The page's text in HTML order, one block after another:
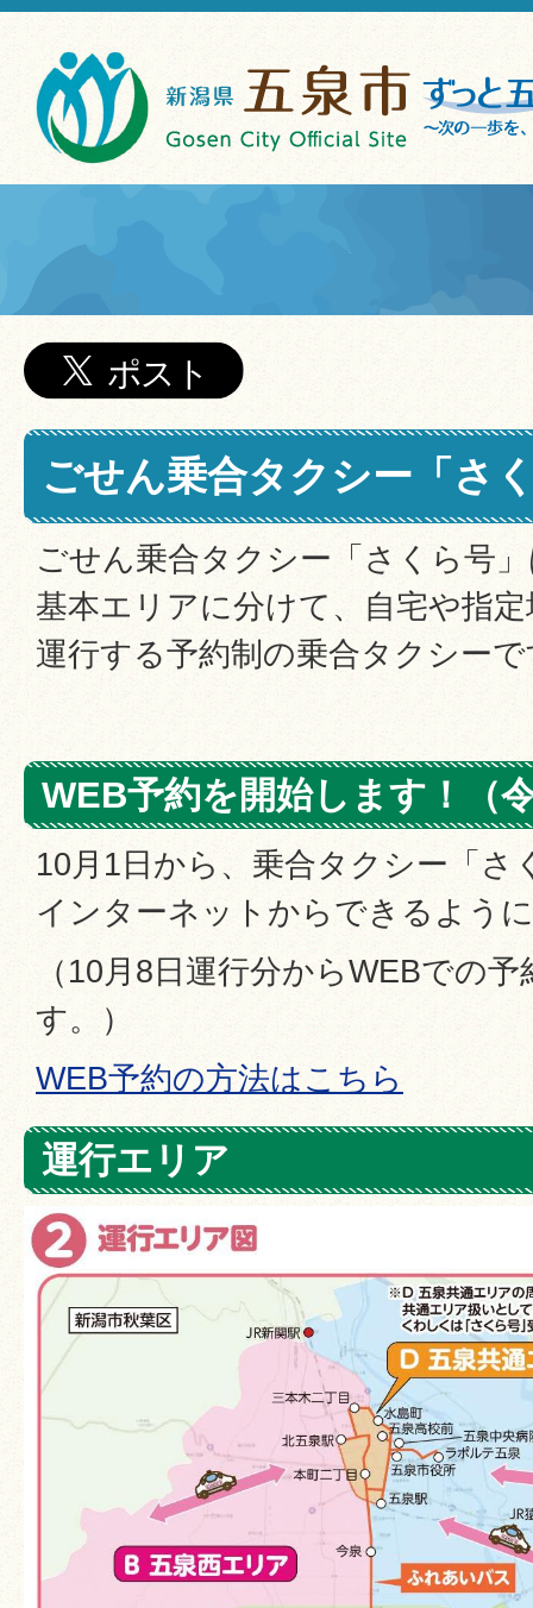
ごせん乗合タクシー「さ
ごせん乗合タクシー「さくら号
基本エリアに分けて、自宅や指
運行する予約制の乗合タクシー
WEB予約を開始します！（
10月1日から、乗合タクシー「さ
インターネットからできるよう
（10月8日運行分からWEBでの
す。）
WEB予約の方法はこちら
運行エリア